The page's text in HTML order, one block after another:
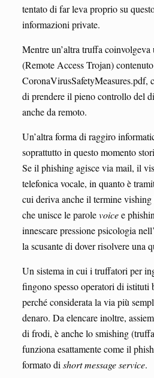
tentato di far leva proprio su
informazioni private.
Mentre un’altra truffa
(Remote Access Trojan)
CoronaVirusSafetyMeasures.pdf,
di prendere il pieno controllo del
anche da remoto.
Un’altra forma di raggiro
soprattutto in questo momento
Se il phishing agisce via mail, il
telefonica vocale, in quanto è
cui deriva anche il termine
che unisce le parolevoicee
innescare pressione psicologia
la scusante di dover risolvere una
Un sistema in cui i truffatori per
fingono spesso operatori di istituti
perché considerata la via più
denaro. Da elencare inoltre,
di frodi, è anche lo smishing
funziona esattamente come il
formato di short message service.